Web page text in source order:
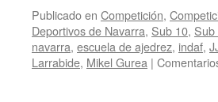
jugador
juvenil
Publicado en Competición,
Deportivos de Navarra, Sub 10, Sub
navarra, escuela de ajedrez, indaf,
Larrabide, Mikel Gurea |